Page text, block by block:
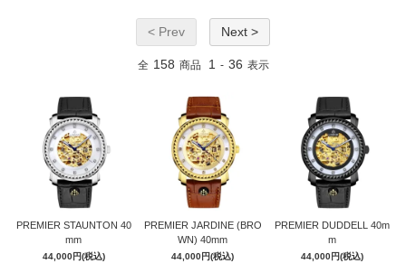
ROSEGOLD
BLUE
SILVER
< Prev Next >
全 158 商品 1 - 36 表示
PREMIER STAUNTON 40
mm
44,000円(税込)
PREMIER JARDINE (BRO
WN) 40mm
44,000円(税込)
PREMIER DUDDELL 40m
m
44,000円(税込)